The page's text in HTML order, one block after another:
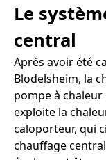
Le
central
Après avoir été
Blodelsheim, la
pompe à
exploite la
caloporteur, qui
chauffage